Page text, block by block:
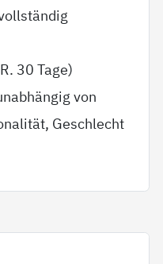
30 Tage)
von
Geschlecht